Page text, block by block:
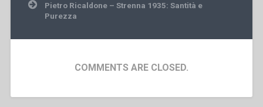
Pietro Ricaldone – Strenna 1935: Santità e
Purezza
COMMENTS ARE CLOSED.